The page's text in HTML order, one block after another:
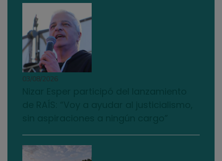
03/08/2026